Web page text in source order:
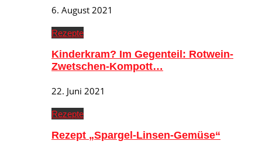
6. August 2021
Rezepte
Kinderkram? Im Gegenteil: Rotwein-
Zwetschen-Kompott…
22. Juni 2021
Rezepte
Rezept „Spargel-Linsen-Gemüse“